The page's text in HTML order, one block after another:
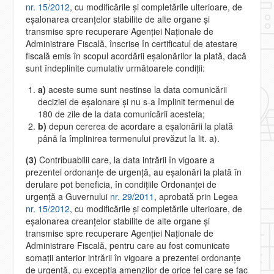
nr. 15/2012, cu modificările şi completările ulterioare, de
eşalonarea creanţelor stabilite de alte organe şi
transmise spre recuperare Agenţiei Naţionale de
Administrare Fiscală, înscrise în certificatul de atestare
fiscală emis în scopul acordării eşalonărilor la plată, dacă
sunt îndeplinite cumulativ următoarele condiţii:
a) aceste sume sunt nestinse la data comunicării
deciziei de eşalonare şi nu s-a împlinit termenul de
180 de zile de la data comunicării acesteia;
b) depun cererea de acordare a eşalonării la plată
până la împlinirea termenului prevăzut la lit. a).
(3) Contribuabilii care, la data intrării în vigoare a
prezentei ordonanţe de urgenţă, au eşalonări la plată în
derulare pot beneficia, în condiţiile Ordonanţei de
urgenţă a Guvernului nr. 29/2011 , aprobată prin Legea
nr. 15/2012, cu modificările şi completările ulterioare, de
eşalonarea creanţelor stabilite de alte organe şi
transmise spre recuperare Agenţiei Naţionale de
Administrare Fiscală, pentru care au fost comunicate
somaţii anterior intrării în vigoare a prezentei ordonanţe
de urgenţă, cu excepţia amenzilor de orice fel care se fac